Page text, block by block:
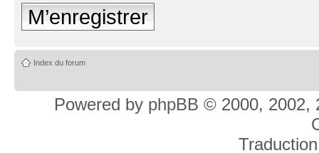
M’enregistrer
Index du forum
Powered by phpBB © 2000, 2002,